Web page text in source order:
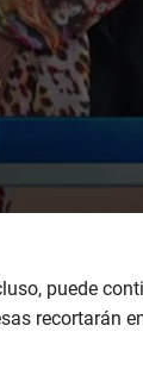
puede
recortarán